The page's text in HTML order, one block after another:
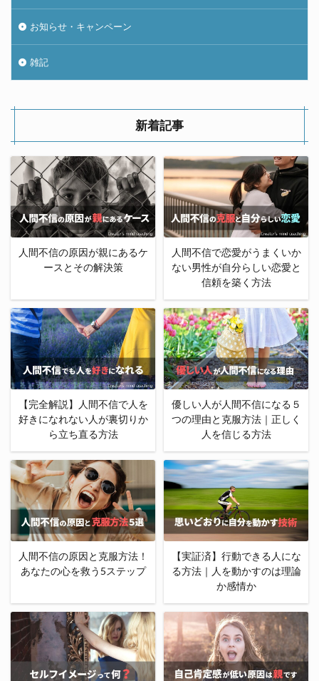
お知らせ・キャンペーン
雑記
新着記事
人間不信の原因が親にあるケ
ースとその解決策
人間不信で恋愛がうまくいか
ない男性が自分らしい恋愛と
信頼を築く方法
【完全解説】人間不信で人を
好きになれない人が裏切りか
ら立ち直る方法
優しい人が人間不信になる５
つの理由と克服方法｜正しく
人を信じる方法
人間不信の原因と克服方法！
あなたの心を救う5ステップ
【実証済】行動できる人にな
る方法｜人を動かすのは理論
か感情か